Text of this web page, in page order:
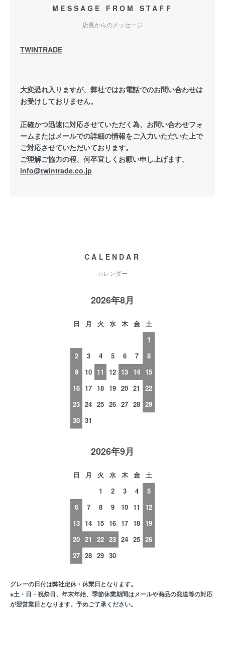
MESSAGE FROM STAFF
店長からのメッセージ
TWINTRADE
大変恐れ入りますが、弊社ではお電話でのお問い合わせは
お受けしておりません。
正確かつ迅速に対応させていただく為、お問い合わせフォ
ームまたはメールでの詳細の情報をご入力いただいた上で
ご対応させていただいております。
ご理解ご協力の程、何卒宜しくお願い申し上げます。
info@twintrade.co.jp
CALENDAR
カレンダー
2026年8月
日 月 火 水 木 金
土
1
2
3 4 5 6 7
8
9
10 11 12 13 14 15
16 17 18 19 20 21
22
23 24 25 26 27 28 29
30 31
2026年9月
日 月 火 水 木 金
土
1
2 3 4
5
6
7 8 9 10 11
12
13 14 15 16 17 18 19
20 21 22 23 24 25 26
27 28 29 30
グレーの日付は弊社定休・休業日となります。
※土・日・祝祭日、年末年始、季節休業期間はメールや商品の発送等の対応
が翌営業日となります。予めご了承ください。